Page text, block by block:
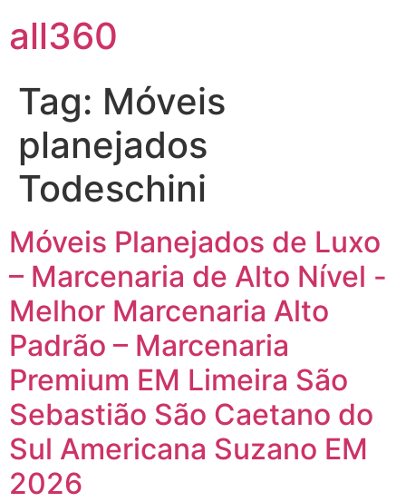
all360
Tag: Móveis
planejados
Todeschini
Móveis Planejados de Luxo
– Marcenaria de Alto Nível -
Melhor Marcenaria Alto
Padrão – Marcenaria
Premium EM Limeira São
Sebastião São Caetano do
Sul Americana Suzano EM
2026